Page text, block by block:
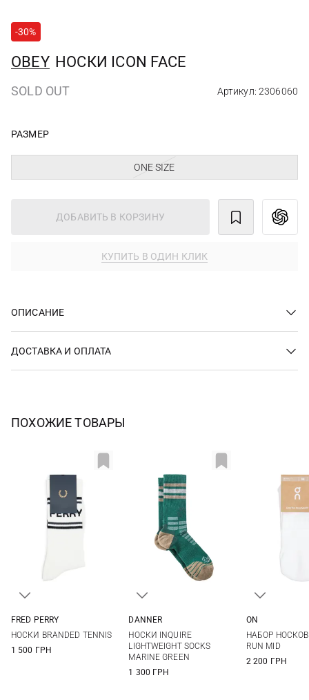
-30%
OBEY НОСКИ ICON FACE
SOLD OUT Артикул: 2306060
РАЗМЕР
ONE SIZE
ДОБАВИТЬ В КОРЗИНУ
КУПИТЬ В ОДИН КЛИК
ОПИСАНИЕ
ДОСТАВКА И ОПЛАТА
ПОХОЖИЕ ТОВАРЫ
FRED PERRY
НОСКИ BRANDED TENNIS
1 500 ГРН
DANNER
НОСКИ INQUIRE
LIGHTWEIGHT SOCKS
MARINE GREEN
1 300 ГРН
ON
НАБОР НОСКОВ
RUN MID
2 200 ГРН